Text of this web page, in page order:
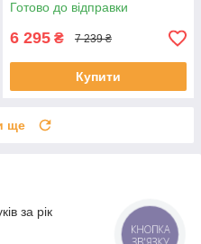
Готово до відправки
6 295 ₴ 7 239 ₴
Купити
ще
за рік
КНОПКА
ЗВ'ЯЗКУ